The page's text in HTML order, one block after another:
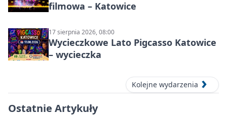
filmowa – Katowice
17 sierpnia 2026, 08:00
Wycieczkowe Lato Pigcasso Katowice
– wycieczka
Kolejne wydarzenia
Ostatnie Artykuły